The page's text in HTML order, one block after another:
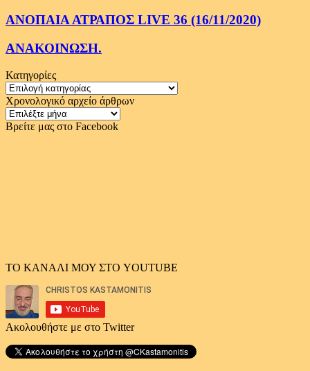
ΑΝΟΠΑΙΑ ΑΤΡΑΠΟΣ LIVE 36 (16/11/2020)
ΑΝΑΚΟΙΝΩΣΗ.
Κατηγορίες
Κατηγορίες
Χρονολογικό αρχείο άρθρων
Χρονολογικό
αρχείο
Βρείτε μας στο Facebook
ΤΟ ΚΑΝΑΛΙ ΜΟΥ ΣΤΟ YOUTUBE
Ακολουθήστε με στο Twitter